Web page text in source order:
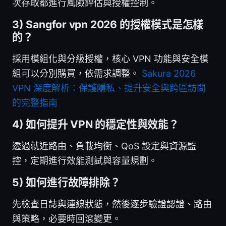
次存取都進行風險評估與授權控制。
3) Sangfor vpn 2026 的授權模式是怎樣
的？
採用模組化與分級授權，核心 VPN 功能與安全模
組可以分別購買，依需求調整。 Sakura 2026
VPN 深度解析：保護隱私、提升安全與跨區訪問
的完整指南
4) 如何提升 VPN 的穩定性與效能？
透過就近路由、負載均衡、QoS 設定與資源監
控，定期進行效能測試與容量規劃。
5) 如何進行故障排除？
先檢查日誌與連線狀態，然後逐步驗證認證、路由
與策略，必要時回滾變更。